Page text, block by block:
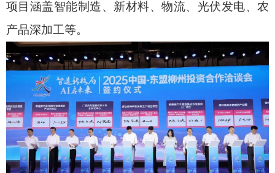
项目涵盖智能制造、新材料、物流、光伏发电、农
产品深加工等。